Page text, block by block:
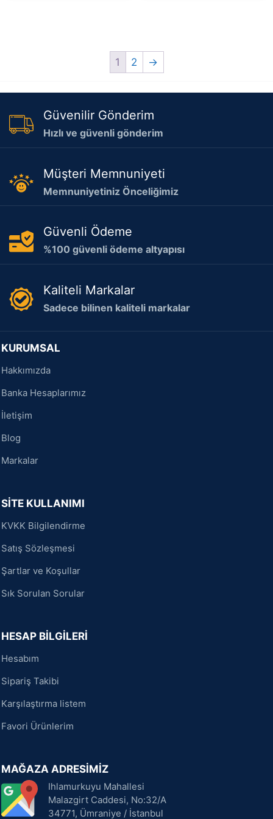
1 2 →
Güvenilir Gönderim
Hızlı ve güvenli gönderim
Müşteri Memnuniyeti
Memnuniyetiniz Önceliğimiz
Güvenli Ödeme
%100 güvenli ödeme altyapısı
Kaliteli Markalar
Sadece bilinen kaliteli markalar
KURUMSAL
Hakkımızda
Banka Hesaplarımız
İletişim
Blog
Markalar
SİTE KULLANIMI
KVKK Bilgilendirme
Satış Sözleşmesi
Şartlar ve Koşullar
Sık Sorulan Sorular
HESAP BİLGİLERİ
Hesabım
Sipariş Takibi
Karşılaştırma listem
Favori Ürünlerim
MAĞAZA ADRESİMİZ
Ihlamurkuyu Mahallesi
Malazgirt Caddesi, No:32/A
34771, Ümraniye / İstanbul